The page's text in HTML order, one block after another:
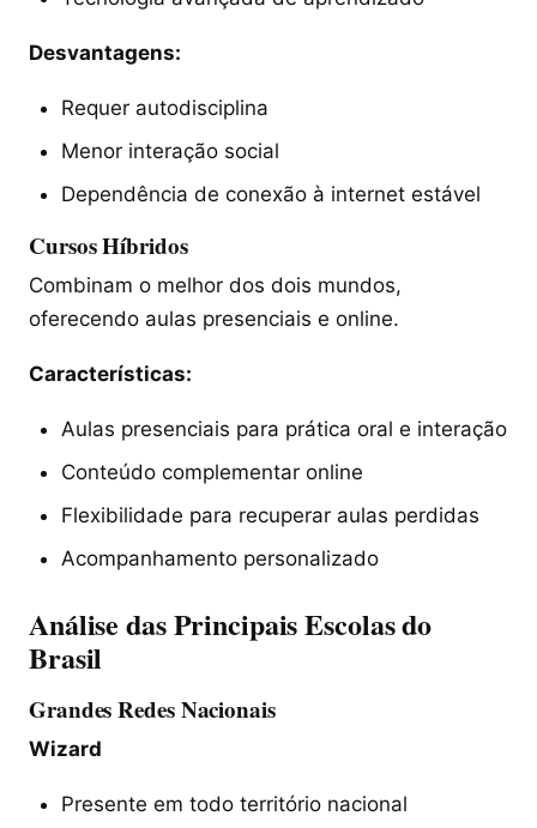
Desvantagens:
Requer autodisciplina
Menor interação social
Dependência de conexão à internet estável
Cursos Híbridos
Combinam o melhor dos dois mundos,
oferecendo aulas presenciais e online.
Características:
Aulas presenciais para prática oral e interação
Conteúdo complementar online
Flexibilidade para recuperar aulas perdidas
Acompanhamento personalizado
Análise das Principais Escolas do
Brasil
Grandes Redes Nacionais
Wizard
Presente em todo território nacional